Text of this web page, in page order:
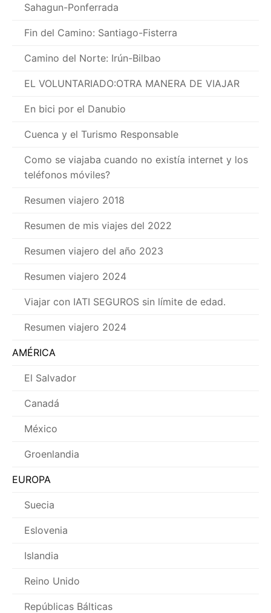
Sahagun-Ponferrada
Fin del Camino: Santiago-Fisterra
Camino del Norte: Irún-Bilbao
EL VOLUNTARIADO:OTRA MANERA DE VIAJAR
En bici por el Danubio
Cuenca y el Turismo Responsable
Como se viajaba cuando no existía internet y los
teléfonos móviles?
Resumen viajero 2018
Resumen de mis viajes del 2022
Resumen viajero del año 2023
Resumen viajero 2024
Viajar con IATI SEGUROS sin límite de edad.
Resumen viajero 2024
AMÉRICA
El Salvador
Canadá
México
Groenlandia
EUROPA
Suecia
Eslovenia
Islandia
Reino Unido
Repúblicas Bálticas